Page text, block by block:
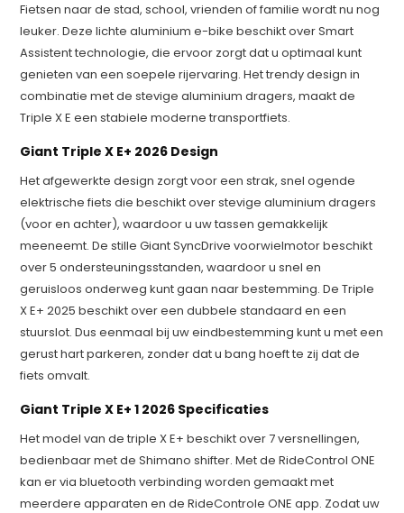
Fietsen naar de stad, school, vrienden of familie wordt nu nog
leuker. Deze lichte aluminium e-bike beschikt over Smart
Assistent technologie, die ervoor zorgt dat u optimaal kunt
genieten van een soepele rijervaring. Het trendy design in
combinatie met de stevige aluminium dragers, maakt de
Triple X E een stabiele moderne transportfiets.
Giant Triple X E+ 2026 Design
Het afgewerkte design zorgt voor een strak, snel ogende
elektrische fiets die beschikt over stevige aluminium dragers
(voor en achter), waardoor u uw tassen gemakkelijk
meeneemt. De stille Giant SyncDrive voorwielmotor beschikt
over 5 ondersteuningsstanden, waardoor u snel en
geruisloos onderweg kunt gaan naar bestemming. De Triple
X E+ 2025 beschikt over een dubbele standaard en een
stuurslot. Dus eenmaal bij uw eindbestemming kunt u met een
gerust hart parkeren, zonder dat u bang hoeft te zij dat de
fiets omvalt.
Giant Triple X E+ 1 2026 Specificaties
Het model van de triple X E+ beschikt over 7 versnellingen,
bedienbaar met de Shimano shifter. Met de RideControl ONE
kan er via bluetooth verbinding worden gemaakt met
meerdere apparaten en de RideControle ONE app. Zodat uw